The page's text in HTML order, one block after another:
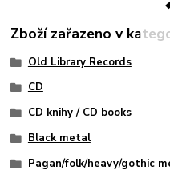
Zboží zařazeno v
Old Library Records
CD
CD knihy / CD books
Black metal
Pagan/folk/heavy/gothic